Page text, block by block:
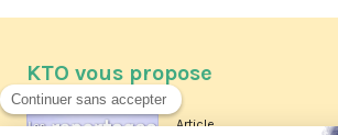
KTO vous propose
Article